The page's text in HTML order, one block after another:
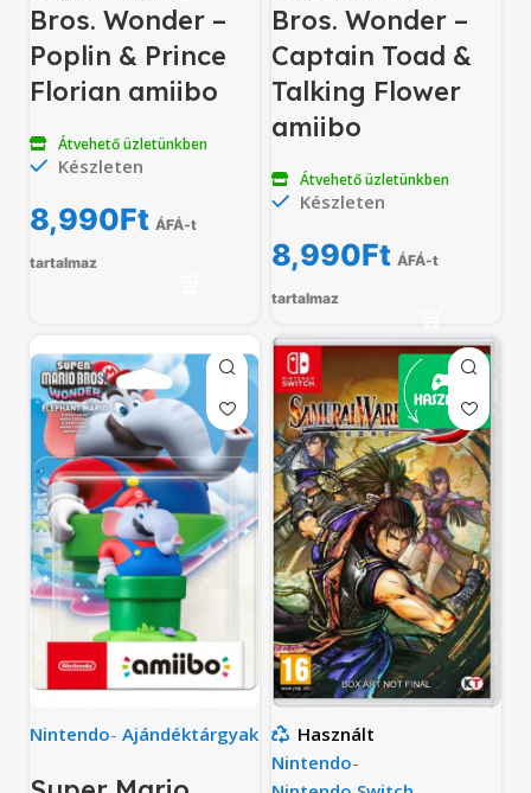
Bros. Wonder –
Poplin & Prince
Florian amiibo
Átvehető üzletünkben
Készleten
8,990Ft ÁFÁ-t
tartalmaz
Bros. Wonder –
Captain Toad &
Talking Flower
amiibo
Átvehető üzletünkben
Készleten
8,990Ft ÁFÁ-t
tartalmaz
Nintendo- Ajándéktárgyak
Használt
Nintendo-